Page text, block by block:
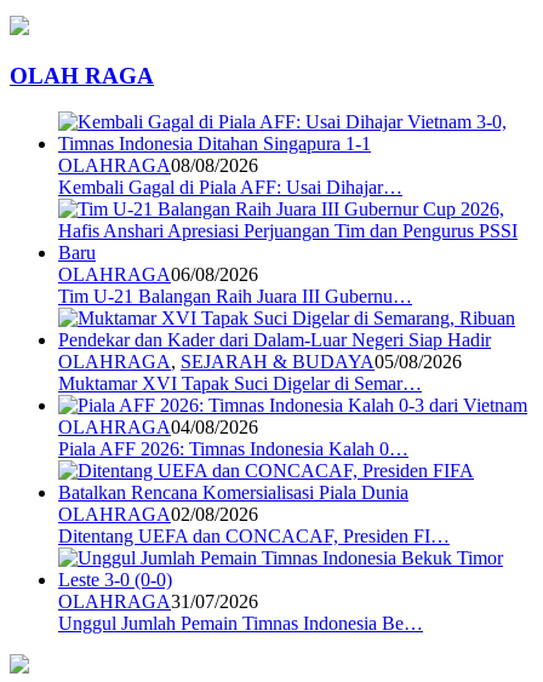
OLAH RAGA
OLAHRAGA08/08/2026
Kembali Gagal di Piala AFF: Usai Dihajar…
OLAHRAGA06/08/2026
Tim U-21 Balangan Raih Juara III Gubernu…
OLAHRAGA, SEJARAH & BUDAYA05/08/2026
Muktamar XVI Tapak Suci Digelar di Semar…
OLAHRAGA04/08/2026
Piala AFF 2026: Timnas Indonesia Kalah 0…
OLAHRAGA02/08/2026
Ditentang UEFA dan CONCACAF, Presiden FI…
OLAHRAGA31/07/2026
Unggul Jumlah Pemain Timnas Indonesia Be…